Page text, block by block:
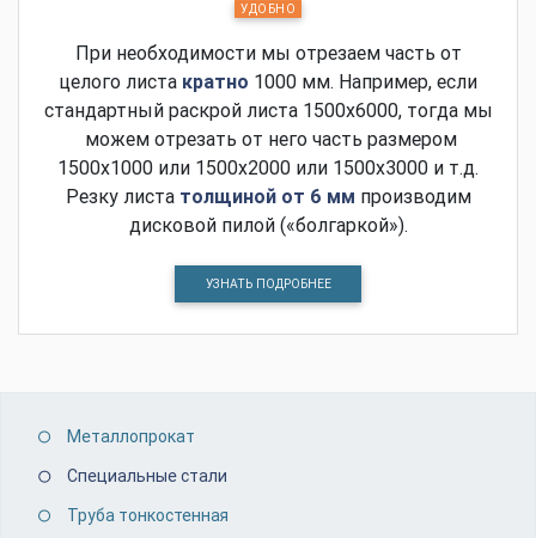
УДОБНО
При необходимости мы отрезаем часть от
целого листа кратно 1000 мм. Например, если
стандартный раскрой листа 1500х6000, тогда мы
можем отрезать от него часть размером
1500х1000 или 1500х2000 или 1500х3000 и т.д.
Резку листа толщиной от 6 мм производим
дисковой пилой («болгаркой»).
УЗНАТЬ ПОДРОБНЕЕ
Металлопрокат
Специальные стали
Труба тонкостенная